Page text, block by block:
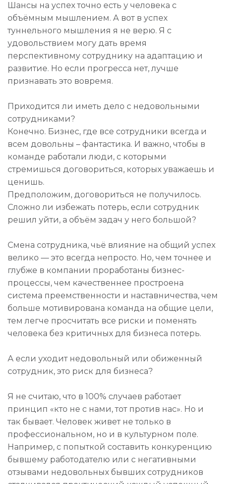
Шансы на успех точно есть у человека с
объёмным мышлением. А вот в успех
туннельного мышления я не верю. Я с
удовольствием могу дать время
перспективному сотруднику на адаптацию и
развитие. Но если прогресса нет, лучше
признавать это вовремя.
Приходится ли иметь дело с недовольными
сотрудниками?
Конечно. Бизнес, где все сотрудники всегда и
всем довольны – фантастика. И важно, чтобы в
команде работали люди, с которыми
стремишься договориться, которых уважаешь и
ценишь.
Предположим, договориться не получилось.
Сложно ли избежать потерь, если сотрудник
решил уйти, а объём задач у него большой?
Смена сотрудника, чьё влияние на общий успех
велико — это всегда непросто. Но, чем точнее и
глубже в компании проработаны бизнес-
процессы, чем качественнее простроена
система преемственности и наставничества, чем
больше мотивирована команда на общие цели,
тем легче просчитать все риски и поменять
человека без критичных для бизнеса потерь.
А если уходит недовольный или обиженный
сотрудник, это риск для бизнеса?
Я не считаю, что в 100% случаев работает
принцип «кто не с нами, тот против нас». Но и
так бывает. Человек живет не только в
профессиональном, но и в культурном поле.
Например, с попыткой составить конкуренцию
бывшему работодателю или с негативными
отзывами недовольных бывших сотрудников